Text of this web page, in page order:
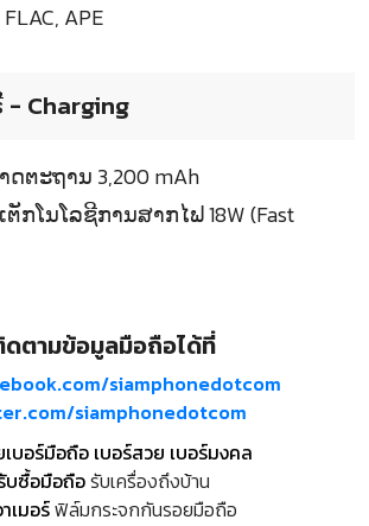
FLAC, APE
Charging
ຕະຖານ 3,200 mAh
ກໂນໂລຊີການສາກໄຟ 18W (Fast
ตามข้อมูลมือถือได้ที่
siamphonedotcom
siamphonedotcom
เบอร์มือถือ เบอร์สวย เบอร์มงคล
บซื้อมือถือรับเครื่องถึงบ้าน
เมอร์ฟิล์มกระจกกันรอยมือถือ